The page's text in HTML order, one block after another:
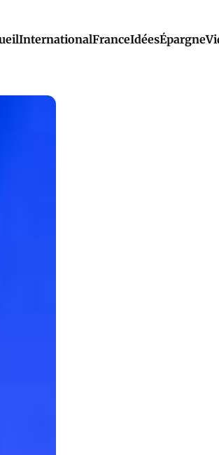
InternationalFranceIdéesÉpargne